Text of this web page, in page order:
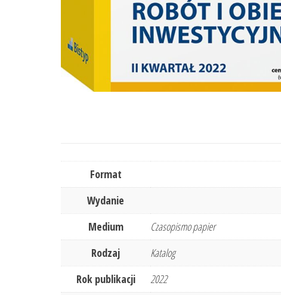
Format
Wydanie
Medium
Czasopismo papier
Rodzaj
Katalog
Rok publikacji
2022